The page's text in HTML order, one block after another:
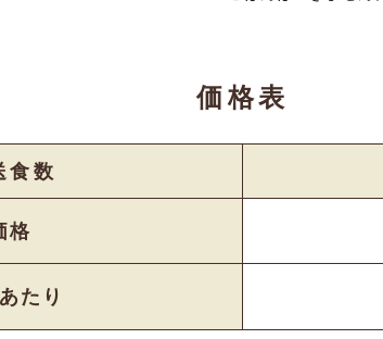
価格表
⾷数
格
たり